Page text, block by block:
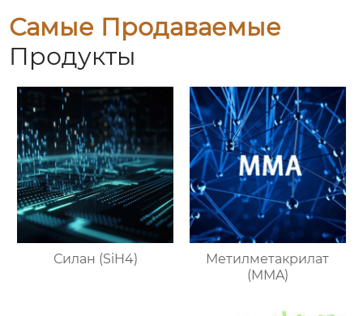
Самые Продаваемые
Продукты
Силан (SiH4)
Метилметакрилат
(MMA)